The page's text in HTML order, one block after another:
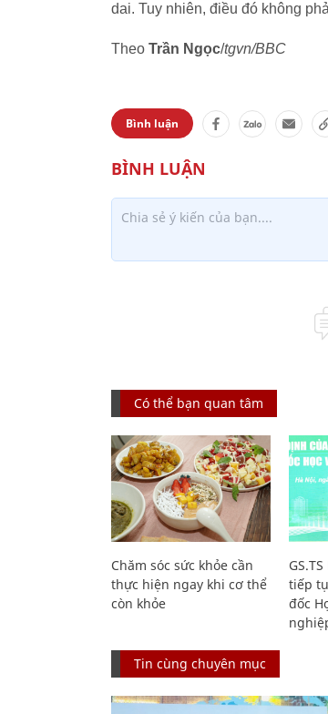
dai. Tuy nhiên, điều đó không
Theo Trần Ngọc/tgvn/BBC
Bình luận
Có thể bạn quan tâm
Chăm sóc sức khỏe cần
thực hiện ngay khi cơ thể
còn khỏe
tiếp
đốc
Tin cùng chuyên mục